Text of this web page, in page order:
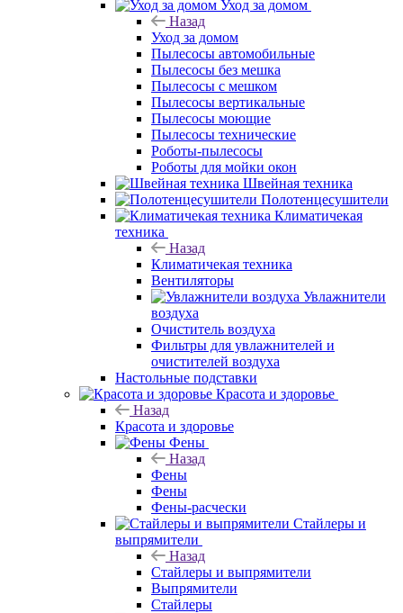
Уход за домом
Назад
Уход за домом
Пылесосы автомобильные
Пылесосы без мешка
Пылесосы с мешком
Пылесосы вертикальные
Пылесосы моющие
Пылесосы технические
Роботы-пылесосы
Роботы для мойки окон
Швейная техника
Полотенцесушители
Климатичекая
техника
Назад
Климатичекая техника
Вентиляторы
Увлажнители
воздуха
Очиститель воздуха
Фильтры для увлажнителей и
очистителей воздуха
Настольные подставки
Красота и здоровье
Назад
Красота и здоровье
Фены
Назад
Фены
Фены
Фены-расчески
Стайлеры и
выпрямители
Назад
Стайлеры и выпрямители
Выпрямители
Стайлеры